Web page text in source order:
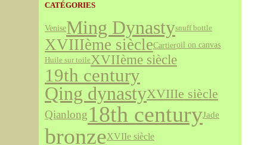
CATÉGORIES
VeniseMing Dynastysnuff bottle
XVIIIème siècleCartieroil on canvas
Huile sur toileXVIIème siècle
19th century
Qing dynastyXVIIIe siècle
Qianlong18th centuryJade
bronzeXVIIe siècle